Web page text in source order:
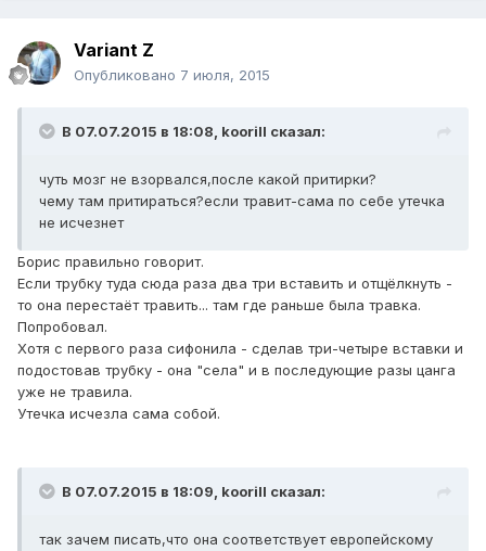
Variant Z
Опубликовано 7 июля, 2015
В 07.07.2015 в 18:08, koorill сказал:
чуть мозг не взорвался,после какой притирки?
чему там притираться?если травит-сама по себе утечка
не исчезнет
Борис правильно говорит.
Если трубку туда сюда раза два три вставить и отщёлкнуть -
то она перестаёт травить... там где раньше была травка.
Попробовал.
Хотя с первого раза сифонила - сделав три-четыре вставки и
подостовав трубку - она "села" и в последующие разы цанга
уже не травила.
Утечка исчезла сама собой.
В 07.07.2015 в 18:09, koorill сказал:
так зачем писать,что она соответствует европейскому